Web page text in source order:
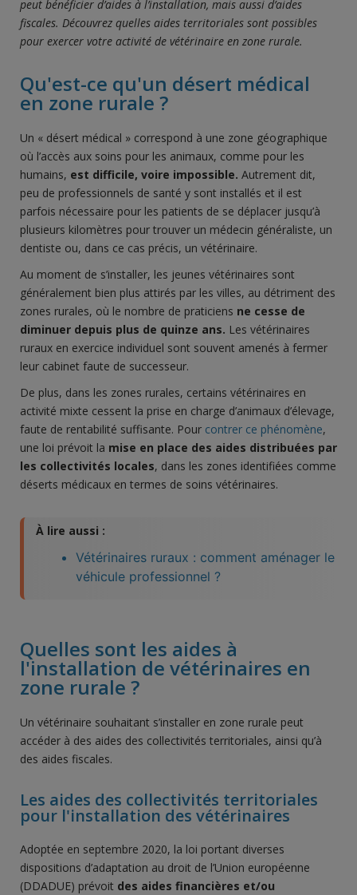
peut bénéficier d’aides à l’installation, mais aussi d’aides
fiscales. Découvrez quelles aides territoriales sont possibles
pour exercer votre activité de vétérinaire en zone rurale.
Qu'est-ce qu'un désert médical
en zone rurale ?
Un « désert médical » correspond à une zone géographique
où l’accès aux soins pour les animaux, comme pour les
humains, est difficile, voire impossible. Autrement dit,
peu de professionnels de santé y sont installés et il est
parfois nécessaire pour les patients de se déplacer jusqu’à
plusieurs kilomètres pour trouver un médecin généraliste, un
dentiste ou, dans ce cas précis, un vétérinaire.
Au moment de s’installer, les jeunes vétérinaires sont
généralement bien plus attirés par les villes, au détriment des
zones rurales, où le nombre de praticiens ne cesse de
diminuer depuis plus de quinze ans. Les vétérinaires
ruraux en exercice individuel sont souvent amenés à fermer
leur cabinet faute de successeur.
De plus, dans les zones rurales, certains vétérinaires en
activité mixte cessent la prise en charge d’animaux d’élevage,
faute de rentabilité suffisante. Pour contrer ce phénomène,
une loi prévoit la mise en place des aides distribuées par
les collectivités locales, dans les zones identifiées comme
déserts médicaux en termes de soins vétérinaires.
À lire aussi :
Vétérinaires ruraux : comment aménager le
véhicule professionnel ?
Quelles sont les aides à
l'installation de vétérinaires en
zone rurale ?
Un vétérinaire souhaitant s’installer en zone rurale peut
accéder à des aides des collectivités territoriales, ainsi qu’à
des aides fiscales.
Les aides des collectivités territoriales
pour l'installation des vétérinaires
Adoptée en septembre 2020, la loi portant diverses
dispositions d’adaptation au droit de l’Union européenne
(DDADUE) prévoit des aides financières et/ou